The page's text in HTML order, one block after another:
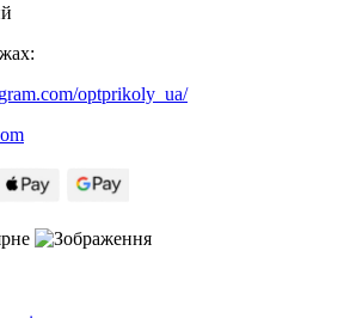
optprikoly_ua/